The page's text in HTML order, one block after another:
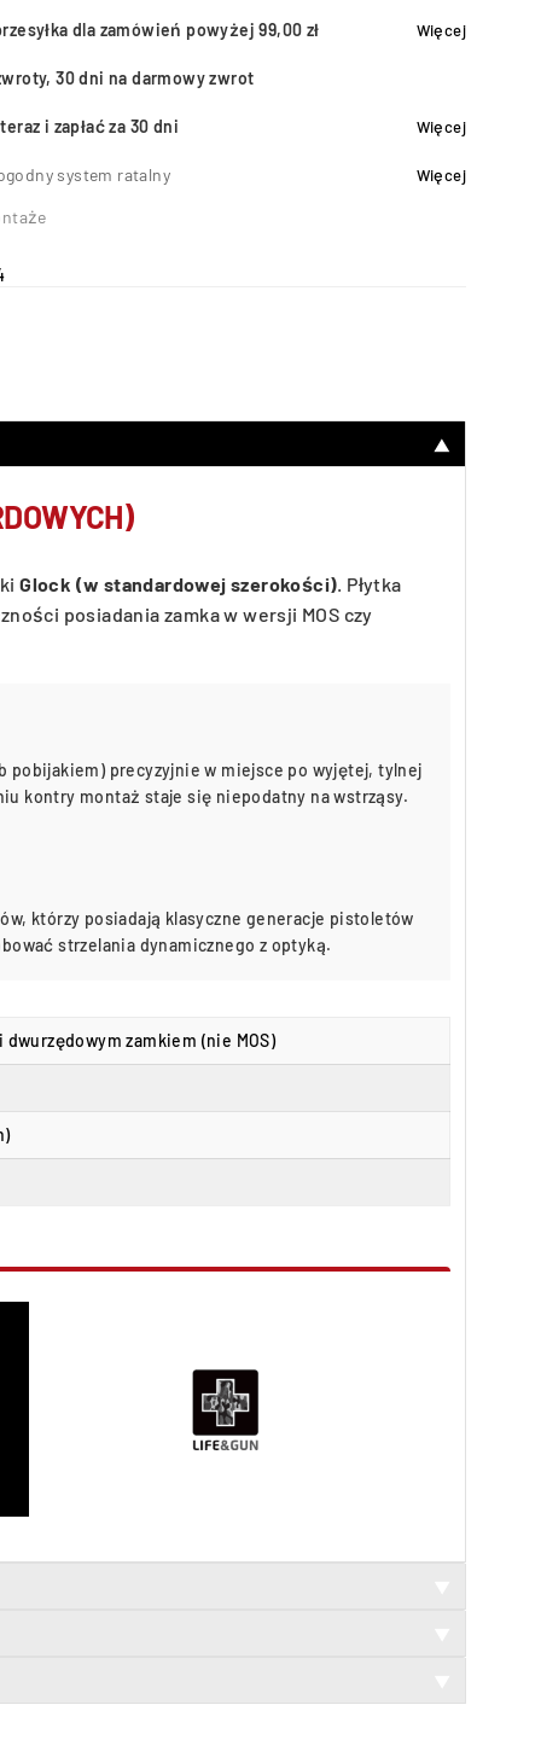
dla zamówień powyżej 99,00 zł Więcej
30 dni na darmowy zwrot
i zapłać za 30 dni Więcej
system ratalny Więcej
▼
Glock (w standardowej szerokości). Płytka
posiadania zamka w wersji MOS czy
pobijakiem) precyzyjnie w miejsce po wyjętej, tylnej
kontry montaż staje się niepodatny na wstrząsy.
którzy posiadają klasyczne generacje pistoletów
strzelania dynamicznego z optyką.
zamkiem (nie MOS)